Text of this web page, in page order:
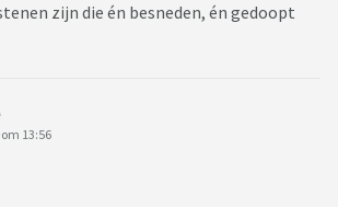
zijn die én besneden, én gedoopt
om 13:56